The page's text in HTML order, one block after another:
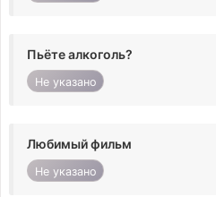
Пьёте алкоголь?
Не указано
Любимый фильм
Не указано